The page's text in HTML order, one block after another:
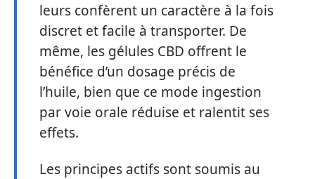
leurs confèrent un caractère à la fois
discret et facile à transporter. De
même, les gélules CBD offrent le
bénéfice d’un dosage précis de
l’huile, bien que ce mode ingestion
par voie orale réduise et ralentit ses
effets.
Les principes actifs sont soumis au